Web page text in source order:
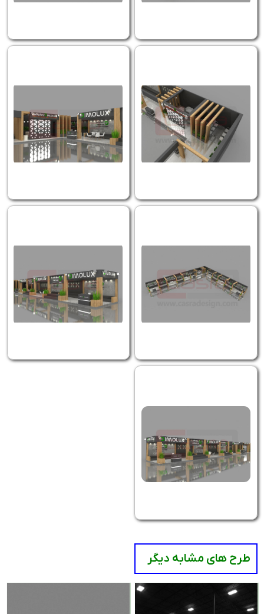
طرح های مشابه دیگر